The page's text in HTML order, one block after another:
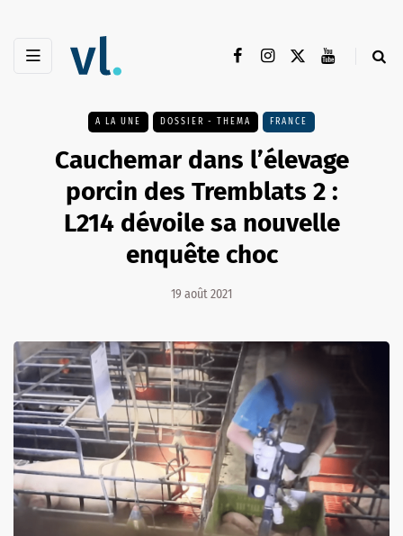
A LA UNE DOSSIER - THEMA FRANCE
Cauchemar dans l’élevage
porcin des Tremblats 2 :
L214 dévoile sa nouvelle
enquête choc
19 août 2021